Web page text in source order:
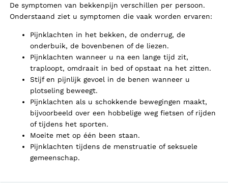
De symptomen van bekkenpijn verschillen per persoon.
Onderstaand ziet u symptomen die vaak worden ervaren:
Pijnklachten in het bekken, de onderrug, de
onderbuik, de bovenbenen of de liezen.
Pijnklachten wanneer u na een lange tijd zit,
traploopt, omdraait in bed of opstaat na het zitten.
Stijf en pijnlijk gevoel in de benen wanneer u
plotseling beweegt.
Pijnklachten als u schokkende bewegingen maakt,
bijvoorbeeld over een hobbelige weg fietsen of rijden
of tijdens het sporten.
Moeite met op één been staan.
Pijnklachten tijdens de menstruatie of seksuele
gemeenschap.